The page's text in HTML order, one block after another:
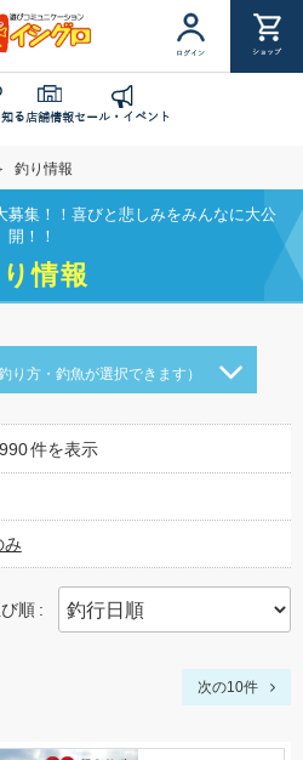
ログイン ショップ
る店舗情報セール・イベント
釣り情報
募集！！喜びと悲しみをみんなに大公
開！！
情報
り方・釣魚が選択できます）
件を表示
み
順
次の10件